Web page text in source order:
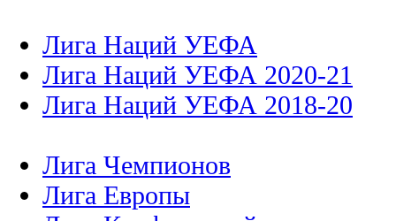
Лига Наций УЕФА
Лига Наций УЕФА 2020-21
Лига Наций УЕФА 2018-20
Лига Чемпионов
Лига Европы